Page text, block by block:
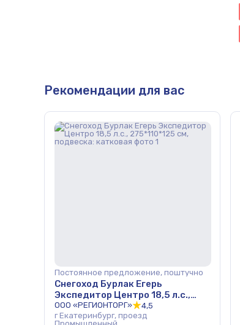
Рекомендации для вас
Постоянное предложение, поштучно
Снегоход Бурлак Егерь
Экспедитор Центро 18,5 л.с.,
275*110*125 см, подвеска:
катковая
ООО «РЕГИОНТОРГ»
4,5
г Екатеринбург, проезд